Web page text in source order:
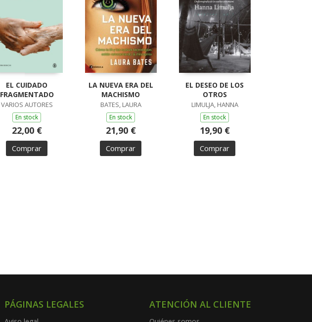
EL CUIDADO
FRAGMENTADO
VARIOS AUTORES
En stock
22,00 €
Comprar
LA NUEVA ERA DEL
MACHISMO
BATES, LAURA
En stock
21,90 €
Comprar
EL DESEO DE LOS
OTROS
LIMULJA, HANNA
En stock
19,90 €
Comprar
PÁGINAS LEGALES ATENCIÓN AL CLIENTE